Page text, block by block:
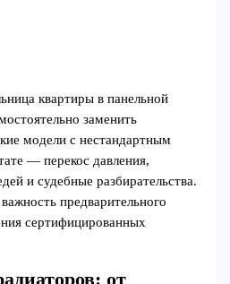
квартиры в панельной
заменить
модели с нестандартным
— перекос давления,
и судебные разбирательства.
предварительного
сертифицированных
от